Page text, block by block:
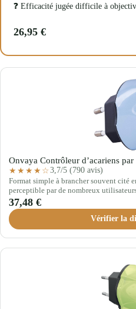
❓ Efficacité jugée difficile à
26,95 €
Onvaya Contrôleur d’acariens par
★★★★☆3,7/5 (790 avis)
Format simple à brancher souvent cité
perceptible par de nombreux
37,48 €
Vérifier la